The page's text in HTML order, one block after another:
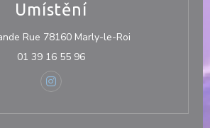
Umístění
Rue 78160 Marly-le-Roi((otevře se v
01 39 16 55 96
Instagram ((otevře se v novém